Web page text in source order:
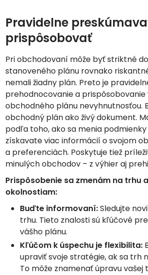
Pravidelne
prispôsobovať
Pri obchodovaní môže byť striktné
stanoveného plánu rovnako
nemali žiadny plán. Preto je
prehodnocovanie a prispôsobovanie
obchodného plánu nevyhnutnosťou.
obchodný plán ako živý dokument.
podľa toho, ako sa menia
získavate viac informácií o svojom
a preferenciách. Poskytuje tiež
minulých obchodov – z výhier aj
Prispôsobenie sa zmenám na trhu
okolnostiam:
Buďte informovaní:Sledujte
trhu. Tieto znalosti sú kľúčové
vášho plánu.
Kľúčom k úspechu je flexibilita:
upraviť svoje stratégie, ak sa trh
To môže znamenať úpravu vašej